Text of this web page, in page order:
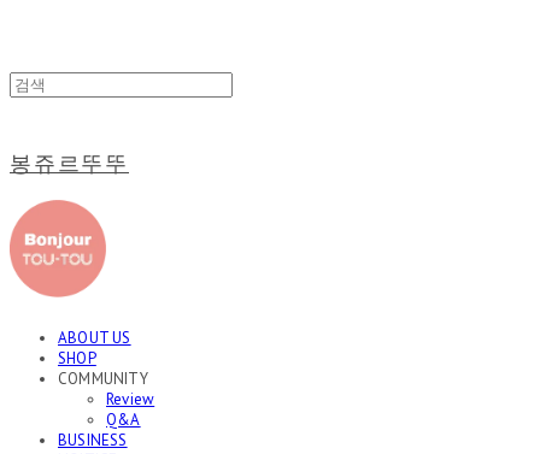
봉쥬르뚜뚜
ABOUT US
SHOP
COMMUNITY
Review
Q&A
BUSINESS